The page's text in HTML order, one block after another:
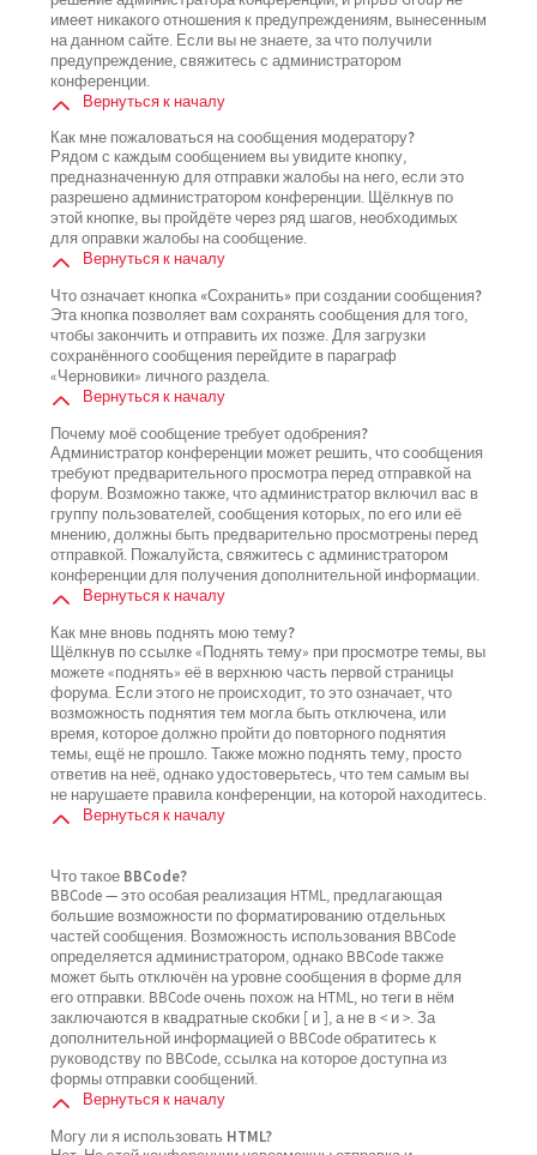
имеет никакого отношения к предупреждениям, вынесенным
на данном сайте. Если вы не знаете, за что получили
предупреждение, свяжитесь с администратором
конференции.
Вернуться к началу
Как мне пожаловаться на сообщения модератору?
Рядом с каждым сообщением вы увидите кнопку,
предназначенную для отправки жалобы на него, если это
разрешено администратором конференции. Щёлкнув по
этой кнопке, вы пройдёте через ряд шагов, необходимых
для оправки жалобы на сообщение.
Вернуться к началу
Что означает кнопка «Сохранить» при создании сообщения?
Эта кнопка позволяет вам сохранять сообщения для того,
чтобы закончить и отправить их позже. Для загрузки
сохранённого сообщения перейдите в параграф
«Черновики» личного раздела.
Вернуться к началу
Почему моё сообщение требует одобрения?
Администратор конференции может решить, что сообщения
требуют предварительного просмотра перед отправкой на
форум. Возможно также, что администратор включил вас в
группу пользователей, сообщения которых, по его или её
мнению, должны быть предварительно просмотрены перед
отправкой. Пожалуйста, свяжитесь с администратором
конференции для получения дополнительной информации.
Вернуться к началу
Как мне вновь поднять мою тему?
Щёлкнув по ссылке «Поднять тему» при просмотре темы, вы
можете «поднять» её в верхнюю часть первой страницы
форума. Если этого не происходит, то это означает, что
возможность поднятия тем могла быть отключена, или
время, которое должно пройти до повторного поднятия
темы, ещё не прошло. Также можно поднять тему, просто
ответив на неё, однако удостоверьтесь, что тем самым вы
не нарушаете правила конференции, на которой находитесь.
Вернуться к началу
Что такое BBCode?
BBCode — это особая реализация HTML, предлагающая
большие возможности по форматированию отдельных
частей сообщения. Возможность использования BBCode
определяется администратором, однако BBCode также
может быть отключён на уровне сообщения в форме для
его отправки. BBCode очень похож на HTML, но теги в нём
заключаются в квадратные скобки [ и ], а не в < и >. За
дополнительной информацией о BBCode обратитесь к
руководству по BBCode, ссылка на которое доступна из
формы отправки сообщений.
Вернуться к началу
Могу ли я использовать HTML?